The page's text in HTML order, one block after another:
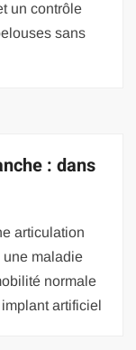
un contrôle
sans
: dans
articulation
une maladie
normale
artificiel